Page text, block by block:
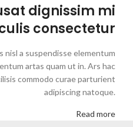
dignissim mi
consectetur
nisl a suspendisse elementum
artas quam ut in. Ars hac
commodo curae parturient
adipiscing natoque.
Read more